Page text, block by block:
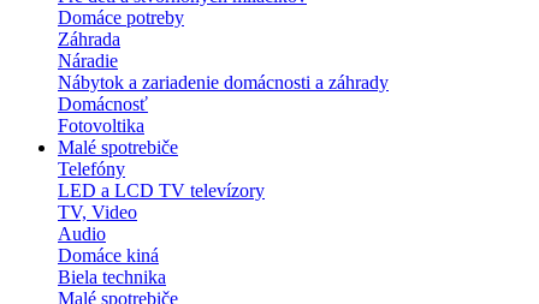
Domáce potreby
Záhrada
Náradie
Nábytok a zariadenie domácnosti a záhrady
Domácnosť
Fotovoltika
Malé spotrebiče
Telefóny
LED a LCD TV televízory
TV, Video
Audio
Domáce kiná
Biela technika
Malé spotrebiče